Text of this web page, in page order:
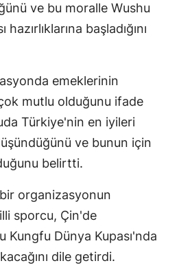
İstanbul
Kastamonu
Kayseri
Kırklareli
Kocaeli
Konya
Kütahya
ve bu moralle Wushu
başladığını
emeklerinin
çok mutlu olduğunu ifade
Türkiye'nin en iyileri
ve bunun için
belirtti.
organizasyonun
sporcu, Çin'de
Kungfu Dünya Kupası'nda
dile getirdi.